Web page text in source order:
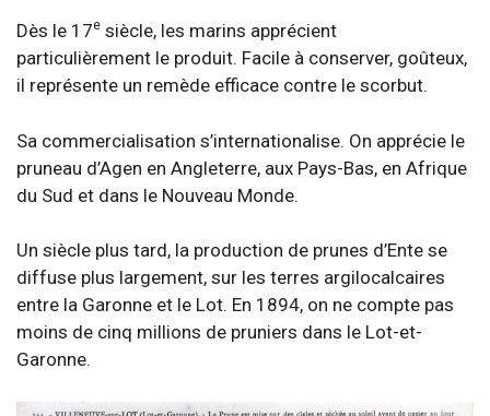
Dès le 17e siècle, les marins apprécient
particulièrement le produit. Facile à conserver, goûteux,
il représente un remède efficace contre le scorbut.
Sa commercialisation s’internationalise. On apprécie le
pruneau d’Agen en Angleterre, aux Pays-Bas, en Afrique
du Sud et dans le Nouveau Monde.
Un siècle plus tard, la production de prunes d’Ente se
diffuse plus largement, sur les terres argilocalcaires
entre la Garonne et le Lot. En 1894, on ne compte pas
moins de cinq millions de pruniers dans le Lot-et-
Garonne.